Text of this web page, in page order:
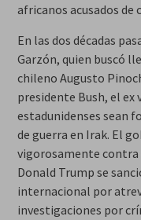
africanos acusados de
En las dos décadas
Garzón, quien buscó
chileno Augusto
presidente Bush, el ex
estadunidenses sean
de guerra en Irak. El
vigorosamente contra
Donald Trump se
internacional por
investigaciones por